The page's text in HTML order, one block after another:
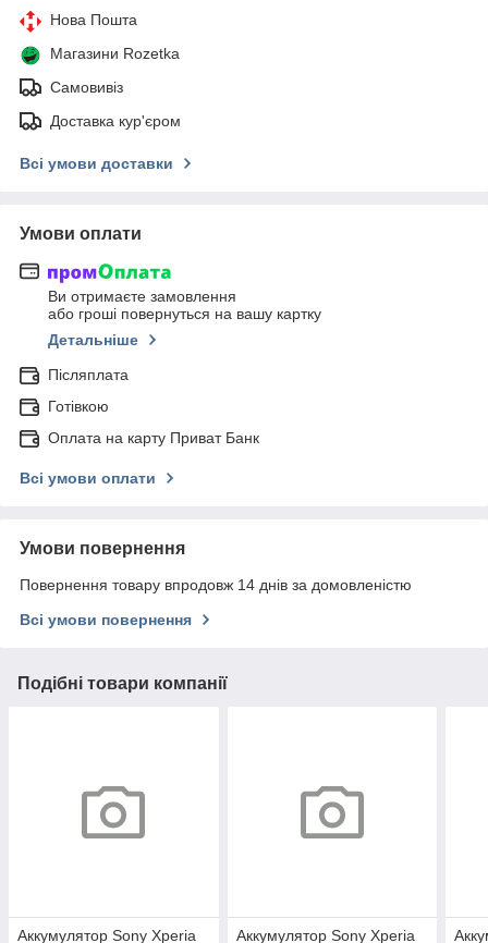
Нова Пошта
Магазини Rozetka
Самовивіз
Доставка кур'єром
Всі умови доставки
Умови оплати
Ви отримаєте замовлення
або гроші повернуться на вашу картку
Детальніше
Післяплата
Готівкою
Оплата на карту Приват Банк
Всі умови оплати
Умови повернення
Повернення товару впродовж 14 днів за домовленістю
Всі умови повернення
Подібні товари компанії
Аккумулятор Sony Xperia Аккумулятор Sony Xperia